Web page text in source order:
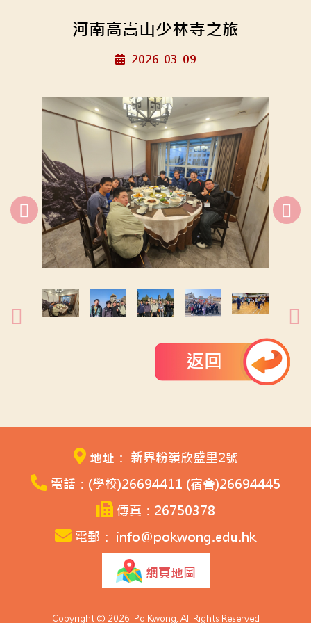
河南高嵩山少林寺之旅
2026-03-09
返回
地址： 新界粉嶺欣盛里2號
電話：(學校)26694411 (宿舍)26694445
傳真：26750378
電郵： info@pokwong.edu.hk
網頁地圖
Copyright © 2026. Po Kwong, All Rights Reserved